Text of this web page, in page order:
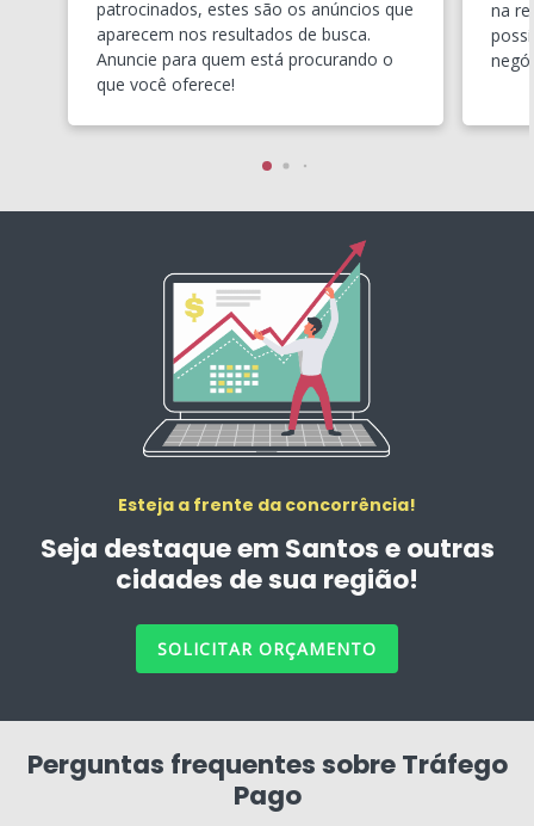
patrocinados, estes são os anúncios que
aparecem nos resultados de busca.
Anuncie para quem está procurando o
que você oferece!
na
Esteja a frente da concorrência!
Seja destaque em Santos e outras
cidades de sua região!
SOLICITAR ORÇAMENTO
Perguntas frequentes sobre Tráfego
Pago